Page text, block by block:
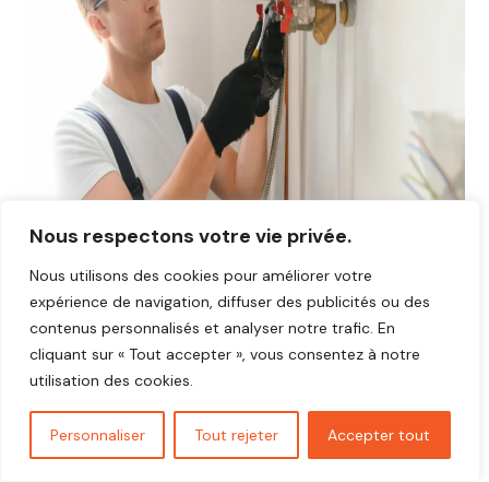
Nous respectons votre vie privée.
Nous utilisons des cookies pour améliorer votre
expérience de navigation, diffuser des publicités ou des
contenus personnalisés et analyser notre trafic. En
cliquant sur « Tout accepter », vous consentez à notre
utilisation des cookies.
Personnaliser Tout rejeter Accepter tout
Avis plombier Foulbec 27210
Vous cherchez un plombier fiable et réactif dans
Découvrez les avis de nos clients satisfaits qui ont
bénéficié d’interventions rapides, soignées et au juste prix.